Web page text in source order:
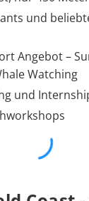
und
Angebot –
Watching
und